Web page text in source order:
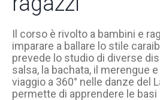
Il corso è rivolto a bambini e
imparare a ballare lo stile
prevede lo studio di diverse
salsa, la bachata, il merengue
viaggio a 360° nelle danze del
permette di apprendere le basi